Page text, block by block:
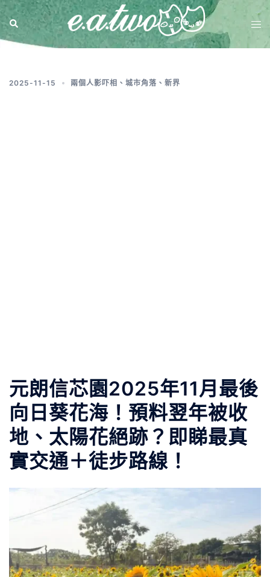
2025-11-15 兩個人影吓相 、 城市角落 、 新界
元朗信芯園2025年11月最後
向日葵花海！預料翌年被收
地、太陽花絕跡？即睇最真
實交通＋徒步路線！